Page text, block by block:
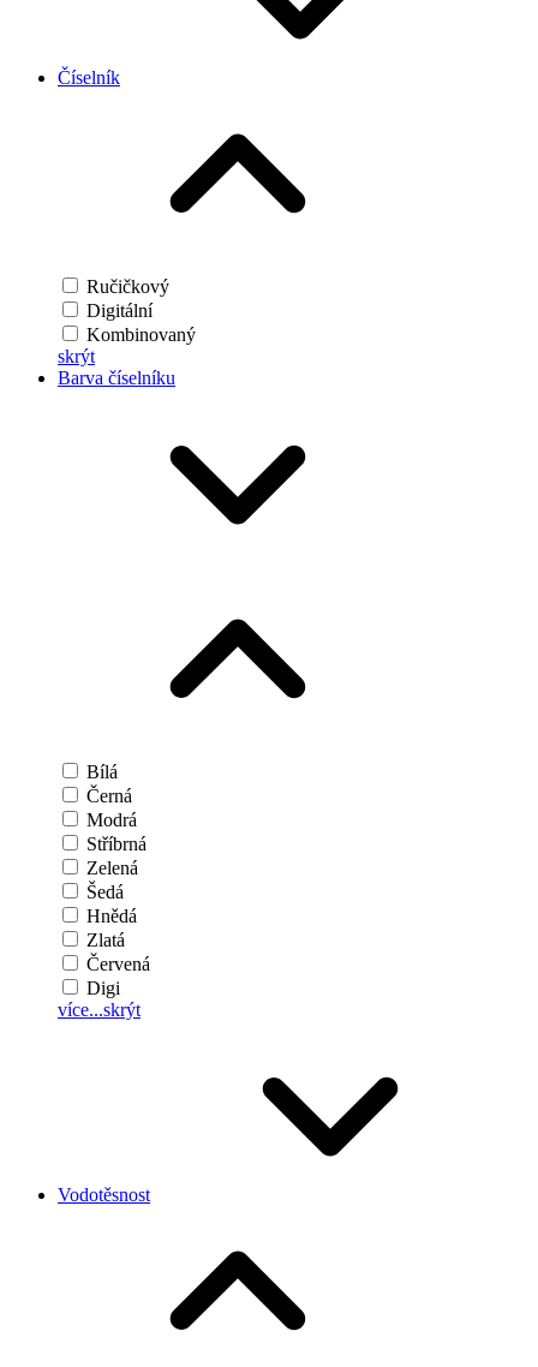
Číselník
Ručičkový
Digitální
Kombinovaný
skrýt
Barva číselníku
Bílá
Černá
Modrá
Stříbrná
Zelená
Šedá
Hnědá
Zlatá
Červená
Digi
více...skrýt
Vodotěsnost